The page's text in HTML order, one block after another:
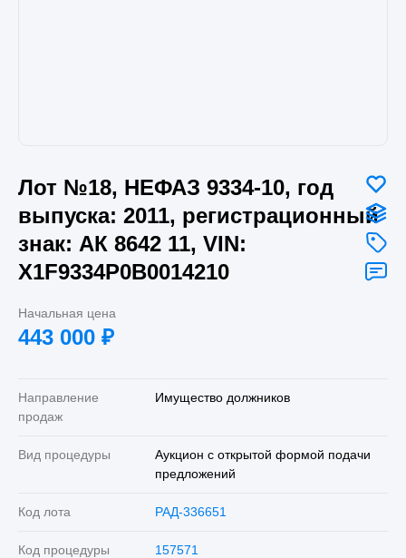
Лот №18, НЕФАЗ 9334-10, год
выпуска: 2011, регистрационный
знак: АК 8642 11, VIN:
X1F9334P0B0014210
Начальная цена
443 000 ₽
Направление
продаж
Имущество должников
Вид процедуры
Аукцион с открытой формой подачи
предложений
Код лота РАД-336651
Код процедуры 157571